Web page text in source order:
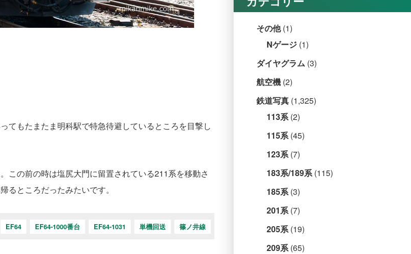
てもたまたま明科駅で特急待避しているところを目撃し
この前の時は塩尻大門に留置されている211系を移動さ
るところだったみたいです。
EF64 EF64-1000番台 EF64-1031 単機回送 篠ノ井線
その他(1)
Nゲージ (1)
ダイヤグラム (3)
航空機 (2)
鉄道写真 (1,325)
113系(2)
115系(45)
123系(7)
183系/189系(115)
185系(3)
201系(7)
205系(19)
209系(65)